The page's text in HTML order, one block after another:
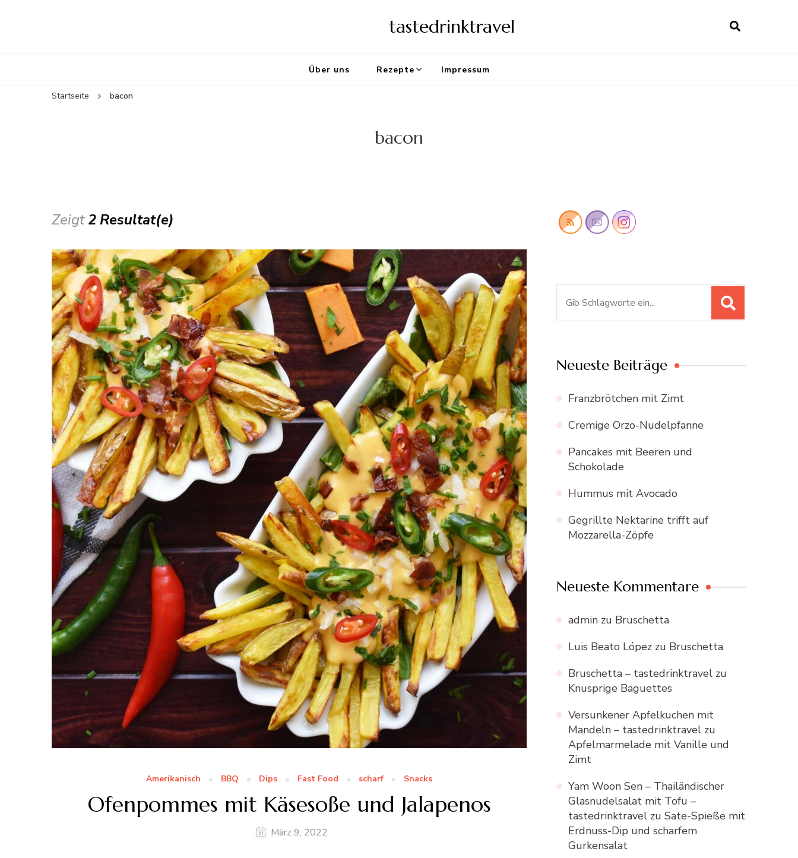
tastedrinktravel
Über uns Rezepte Impressum
Startseite bacon
bacon
Zeigt2 Resultat(e)
Amerikanisch BBQ Dips Fast Food scharf Snacks
Ofenpommes mit Käsesoße und Jalapenos
März 9, 2022
Neueste Beiträge
Franzbrötchen mit Zimt
Cremige Orzo-Nudelpfanne
Pancakes mit Beeren und
Schokolade
Hummus mit Avocado
Gegrillte Nektarine trifft auf
Mozzarella-Zöpfe
Neueste Kommentare
admin zu Bruschetta
Luis Beato López zu Bruschetta
Bruschetta – tastedrinktravel zu
Knusprige Baguettes
Versunkener Apfelkuchen mit
Mandeln – tastedrinktravel zu
Apfelmarmelade mit Vanille und
Zimt
Yam Woon Sen – Thailändischer
Glasnudelsalat mit Tofu –
tastedrinktravel zu Sate-Spieße mit
Erdnuss-Dip und scharfem
Gurkensalat